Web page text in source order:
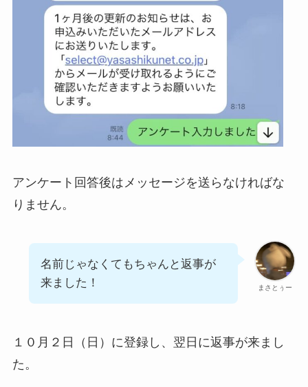
アンケート回答後はメッセージを送らなければな
りません。
まさとぅー
名前じゃなくてもちゃんと返事が
来ました！
１０月２日（日）に登録し、翌日に返事が来まし
た。